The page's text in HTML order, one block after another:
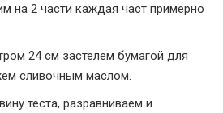
на 2 части каждая част примерно
24 см застелем бумагой для
сливочным маслом.
теста, разравниваем и